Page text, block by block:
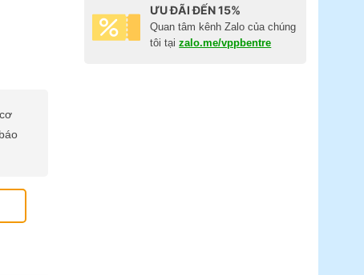
ƯU ĐÃI ĐẾN 15%
Quan tâm kênh Zalo của chúng
tôi tạizalo.me/vppbentre